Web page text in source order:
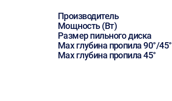
Производитель
Мощность (Вт)
Размер пильного диска
Max глубина пропила 90°/45°
Max глубина пропила 45°